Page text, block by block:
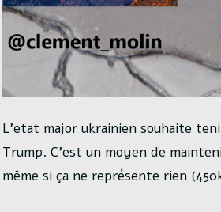
L’etat major ukrainien souhaite
Trump. C’est un moyen de
même si ça ne représente rien